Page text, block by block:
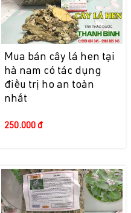
Mua bán cây lá hen tại
hà nam có tác dụng
điều trị ho an toàn
nhất
250.000 đ